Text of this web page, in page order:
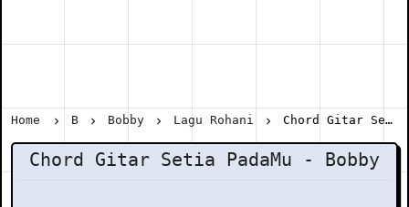
Home B Bobby Lagu Rohani Chord Gitar Setia PadaMu - Bobby
Chord Gitar Setia PadaMu - Bobby